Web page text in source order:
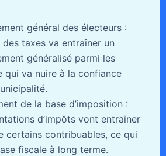
général des électeurs :
des taxes va entraîner un
généralisé parmi les
qui va nuire à la confiance
de la base d’imposition :
d’impôts vont entraîner
certains contribuables, ce qui
fiscale à long terme.